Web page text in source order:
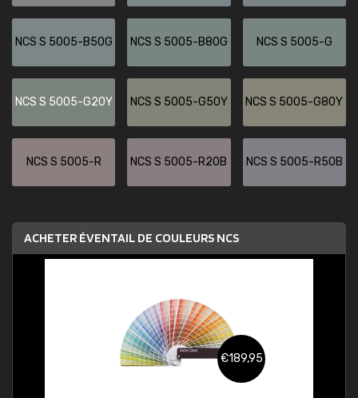
NCS S 5005-B50G NCS S 5005-B80G NCS S 5005-G
NCS S 5005-G20Y NCS S 5005-G50Y NCS S 5005-G80Y
NCS S 5005-R NCS S 5005-R20B NCS S 5005-R50B
ACHETER ÉVENTAIL DE COULEURS NCS
€189,95